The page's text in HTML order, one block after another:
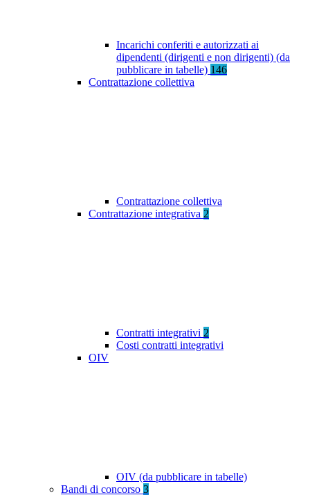
Incarichi conferiti e autorizzati ai
dipendenti (dirigenti e non dirigenti) (da
pubblicare in tabelle) 146
Contrattazione collettiva
Contrattazione collettiva
Contrattazione integrativa 2
Contratti integrativi 2
Costi contratti integrativi
OIV
OIV (da pubblicare in tabelle)
Bandi di concorso 3